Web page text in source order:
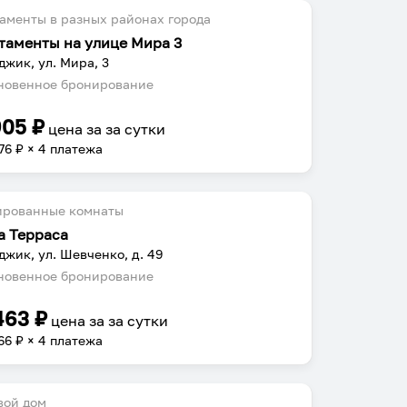
в разных районах города
на улице Мира 3
ул. Мира, 3
бронирование
₽ цена заза сутки
₽ × 4 платежа
комнаты
Терраса
ул. Шевченко, д. 49
бронирование
₽ цена заза сутки
₽ × 4 платежа
дом